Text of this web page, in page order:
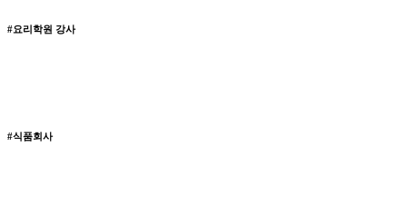
#요리학원 강사
#식품회사